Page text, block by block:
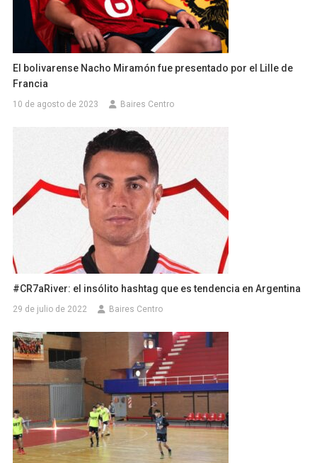
El bolivarense Nacho Miramón fue presentado por el Lille de
Francia
10 de agosto de 2023 Baires Centro
#CR7aRiver: el insólito hashtag que es tendencia en Argentina
29 de julio de 2022 Baires Centro